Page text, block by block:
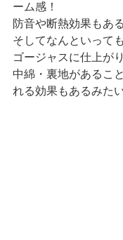
ーム感！
防音や断熱効果もあ
そしてなんといって
ゴージャスに仕上が
中綿・裏地があるこ
れる効果もあるみた